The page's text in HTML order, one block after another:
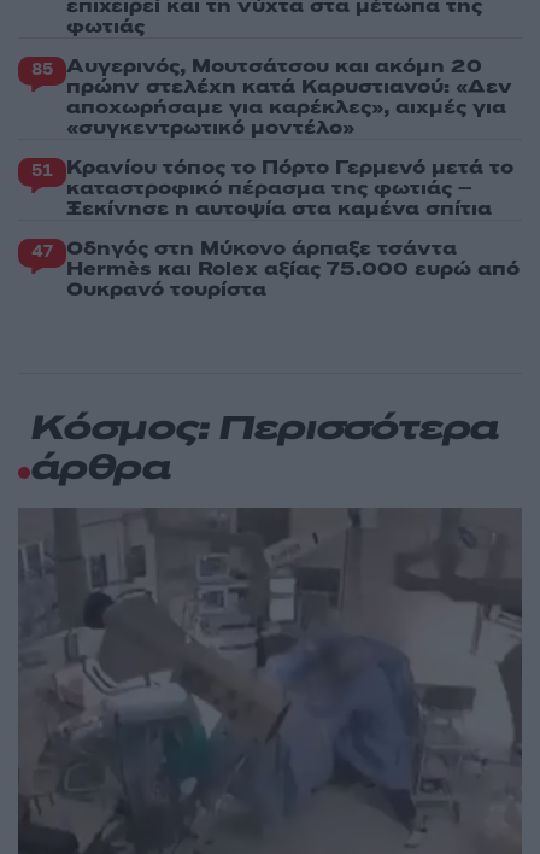
επιχειρεί και τη νύχτα στα μέτωπα της
φωτιάς
85 Αυγερινός, Μουτσάτσου και ακόμη 20
πρώην στελέχη κατά Καρυστιανού: «Δεν
αποχωρήσαμε για καρέκλες», αιχμές για
«συγκεντρωτικό μοντέλο»
51 Κρανίου τόπος το Πόρτο Γερμενό μετά το
καταστροφικό πέρασμα της φωτιάς –
Ξεκίνησε η αυτοψία στα καμένα σπίτια
47 Οδηγός στη Μύκονο άρπαξε τσάντα
Hermès και Rolex αξίας 75.000 ευρώ από
Ουκρανό τουρίστα
Κόσμος: Περισσότερα
άρθρα